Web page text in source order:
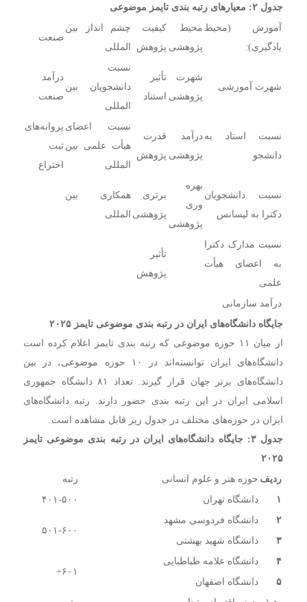
جدول ۲: معیارهای رتبه بندی تایمز موضوعی
آموزش (محیط
یادگیری):
محیط
پژوهشی
کیفیت
پژوهش
چشم انداز بین
المللی
صنعت
شهرت آموزشی
شهرت
پژوهشی
تأثیر
استناد
نسبت
دانشجویان بین
المللی
درآمد
صنعت
نسبت استاد به
دانشجو
درآمد
پژوهشی
قدرت
پژوهش
نسبت اعضای
هیأت علمی بین
المللی
پروانه‌های
ثبت
اختراع
نسبت دانشجویان
دکترا به لیسانس
بهره
وری
پژوهشی
برتری
پژوهشی
همکاری بین
المللی
نسبت مدارک دکترا
به اعضای هیأت
علمی
تأثیر
پژوهش
درآمد سازمانی
جایگاه دانشگاه‌های ایران در رتبه بندی موضوعی تایمز ۲۰۲۵
از میان ۱۱ حوزه موضوعی که رتبه بندی تایمز اعلام کرده است
دانشگاه‌های ایران توانسته‌اند در ۱۰ حوزه موضوعی، در بین
دانشگاه‌های برتر جهان قرار گیرند. تعداد ۸۱ دانشگاه جمهوری
اسلامی ایران در این رتبه بندی حضور دارند. رتبه دانشگاه‌های
ایران در حوزه‌های مختلف در جدول زیر قابل مشاهده است.
جدول ۳: جایگاه دانشگاه‌های ایران در رتبه بندی موضوعی تایمز
۲۰۲۵
ردیف حوزه هنر و علوم انسانی
رتبه
۱
دانشگاه تهران
۴۰۱-۵۰۰
۲
دانشگاه فردوسی مشهد
۵۰۱-۶۰۰
۳
دانشگاه شهید بهشتی
۴
دانشگاه علامه طباطبایی
۶۰۱+
۵
دانشگاه اصفهان